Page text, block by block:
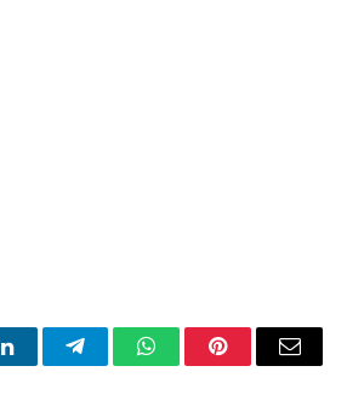
LinkedInTelegramWhatsAppPinterestEmail